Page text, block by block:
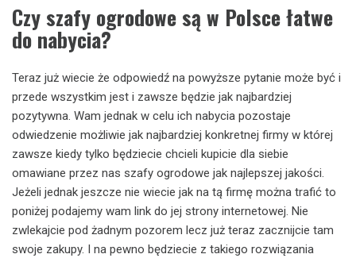
Czy szafy ogrodowe są w Polsce łatwe
do nabycia?
Teraz już wiecie że odpowiedź na powyższe pytanie może być i
przede wszystkim jest i zawsze będzie jak najbardziej
pozytywna. Wam jednak w celu ich nabycia pozostaje
odwiedzenie możliwie jak najbardziej konkretnej firmy w której
zawsze kiedy tylko będziecie chcieli kupicie dla siebie
omawiane przez nas szafy ogrodowe jak najlepszej jakości.
Jeżeli jednak jeszcze nie wiecie jak na tą firmę można trafić to
poniżej podajemy wam link do jej strony internetowej. Nie
zwlekajcie pod żadnym pozorem lecz już teraz zacznijcie tam
swoje zakupy. I na pewno będziecie z takiego rozwiązania